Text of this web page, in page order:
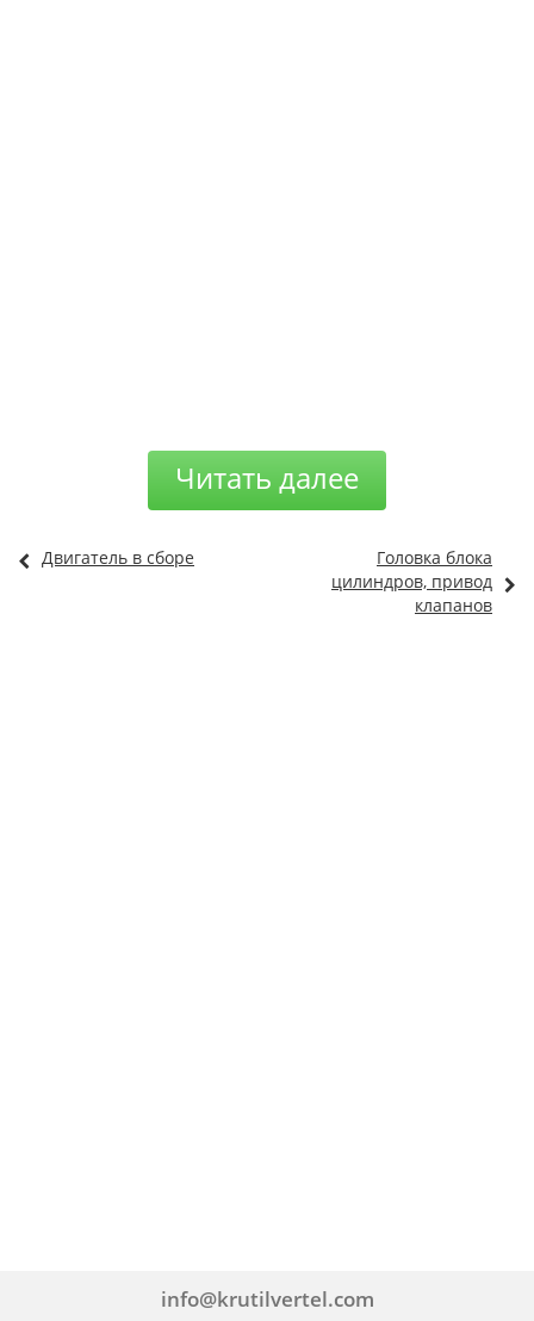
Читать далее
Двигатель в сборе
Головка блока
цилиндров, привод
клапанов
info@krutilvertel.com